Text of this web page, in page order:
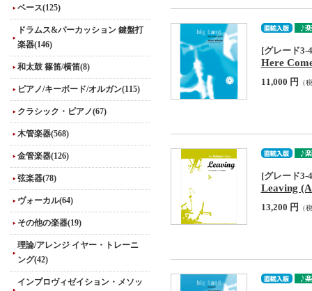
ベース(125)
ドラムス&パーカッション 鍵盤打
楽器(146)
和太鼓 篠笛/横笛(8)
ピアノ/キーボード/オルガン(115)
クラシック・ピアノ(67)
木管楽器(568)
金管楽器(126)
弦楽器(78)
ヴォーカル(64)
その他の楽器(19)
理論/アレンジ イヤー・トレーニ
ング(42)
インプロヴィゼイション・メソッ
[グレード3-
Here
11,000 円 （
[グレード3-
Leaving
13,200 円 （